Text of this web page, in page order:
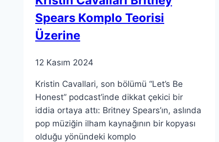
Spears Komplo Teorisi
Üzerine
12 Kasım 2024
Kristin Cavallari, son bölümü “Let’s Be
Honest” podcast’inde dikkat çekici bir
iddia ortaya attı: Britney Spears’ın, aslında
pop müziğin ilham kaynağının bir kopyası
olduğu yönündeki komplo